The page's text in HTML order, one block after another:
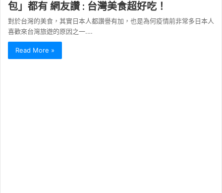
包」都有 網友讚 : 台灣美食超好吃！
對於台灣的美食，其實日本人都讚譽有加，也是為何疫情前非常多日本人
喜歡來台灣旅遊的原因之一.…
Read More »